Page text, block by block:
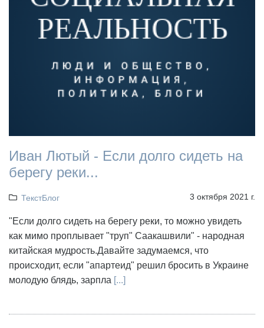
Иван Лютый - Если долго сидеть на
берегу реки...
ТекстБлог 3 октября 2021 г.
"Если долго сидеть на берегу реки, то можно увидеть
как мимо проплывает "труп" Саакашвили" - народная
китайская мудрость.Давайте задумаемся, что
происходит, если "апартеид" решил бросить в Украине
молодую блядь, зарпла [...]